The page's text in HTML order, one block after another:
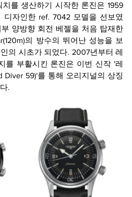
를 생산하기 시작한 론진은 1959
디자인한 ref. 7042 모델을 선보였
양방향 회전 베젤을 처음 탑재한
의 방수의 뛰어난 성능을 보
의 시초가 되었다. 2007년부터 레
를 부활시킨 론진은 이번 신작 '레
Diver 59)'를 통해 오리지널의 상징
.